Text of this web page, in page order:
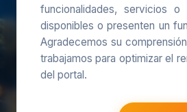
El SIAM es un
procesos,
información
regional y local.
funcionalidades, servicios
disponibles o presenten un
Agradecemos su
trabajamos para optimizar el
del portal.